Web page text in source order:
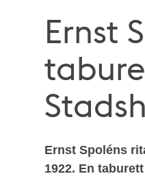
Ernst
Ernst Spoléns
1922. En